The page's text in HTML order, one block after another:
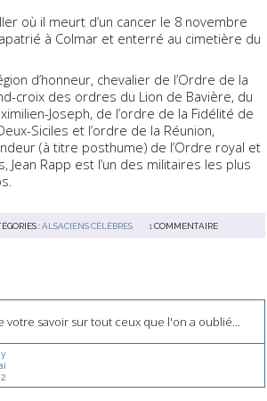
où il meurt d’un cancer le 8 novembre
à Colmar et enterré au cimetière du
d’honneur, chevalier de l’Ordre de la
croix des ordres du Lion de Bavière, du
Joseph, de l’ordre de la Fidélité de
Siciles et l’ordre de la Réunion,
(à titre posthume) de l’Ordre royal et
Jean Rapp est l’un des militaires les plus
:ALSACIENS CÉLÈBRES 1COMMENTAIRE
votre savoir sur tout ceux que l'on a oublié...